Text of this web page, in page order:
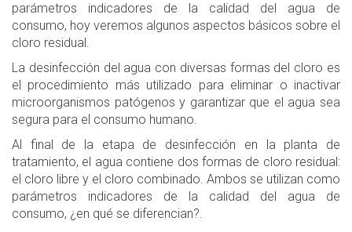
parámetros indicadores de la calidad del agua de
consumo, hoy veremos algunos aspectos básicos sobre el
cloro residual.
La desinfección del agua con diversas formas del cloro es
el procedimiento más utilizado para eliminar o inactivar
microorganismos patógenos y garantizar que el agua sea
segura para el consumo humano.
Al final de la etapa de desinfección en la planta de
tratamiento, el agua contiene dos formas de cloro residual:
el cloro libre y el cloro combinado. Ambos se utilizan como
parámetros indicadores de la calidad del agua de
consumo, ¿en qué se diferencian?.